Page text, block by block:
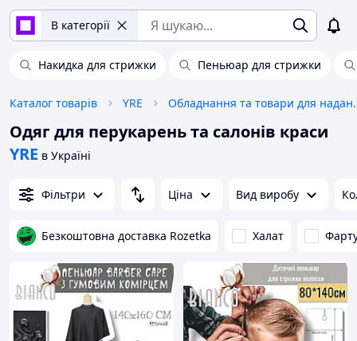
В категорії
Накидка для стрижки Пеньюар для стрижки
Каталог товарів YRE
Одяг для перукарень та салонів краси
YRE в Україні
Фільтри Ціна Вид виробу
Безкоштовна доставка Rozetka Халат